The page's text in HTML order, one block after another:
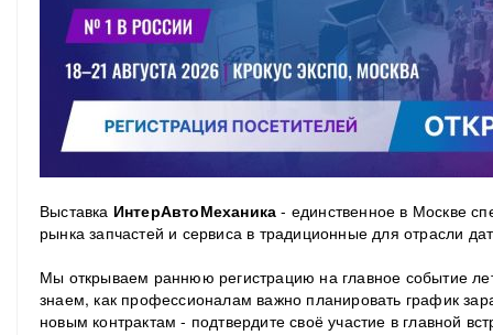
Выставка ИнтерАвтоМеханика- единственное в Москве
рынка запчастей и сервиса в традиционные для отрасли
Мы открываем раннюю регистрацию на главное событие
знаем, как профессионалам важно планировать график
новым контрактам - подтвердите своё участие в главной